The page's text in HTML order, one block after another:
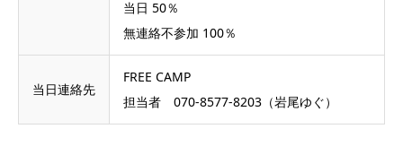
当日 50％
無連絡不参加 100％
当日連絡先
FREE CAMP
担当者 070-8577-8203（岩尾ゆぐ）